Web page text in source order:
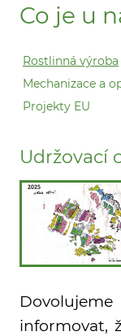
Co je u
Rostlinná výroba
Mechanizace a
Projekty EU
Udržovací
informovat,